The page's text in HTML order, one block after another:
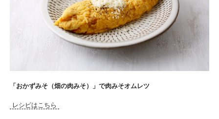
「おかずみそ（畑の肉みそ）」で肉みそオムレツ
レシピはこちら